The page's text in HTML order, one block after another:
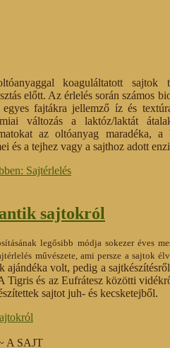
koaguláltatott sajtok
előtt. Az érlelés során számos
fajtákra jellemző íz és
változás a laktóz/laktát
az oltóanyag maradéka,
és a tejhez vagy a sajthoz adott
Sajtérlelés
sajtokról
legősibb módja sokezer éves
művészete, ami persze a sajtok
ajándéka volt, pedig a
Tigris és az Eufrátesz közötti
sajtot juh- és kecsketejből.
A SAJT